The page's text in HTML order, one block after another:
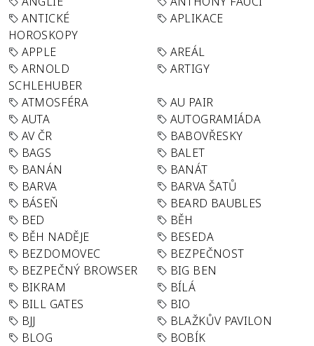
ANTICKÉ
HOROSKOPY
APLIKACE
APPLE
AREÁL
ARNOLD
SCHLEHUBER
ARTIGY
ATMOSFÉRA
AU PAIR
AUTA
AUTOGRAMIÁDA
AV ČR
BABOVŘESKY
BAGS
BALET
BANÁN
BANÁT
BARVA
BARVA ŠATŮ
BÁSEŇ
BEARD BAUBLES
BED
BĚH
BĚH NADĚJE
BESEDA
BEZDOMOVEC
BEZPEČNOST
BEZPEČNÝ BROWSER
BIG BEN
BIKRAM
BÍLÁ
BILL GATES
BIO
BJJ
BLAŽKŮV PAVILON
BLOG
BOBÍK